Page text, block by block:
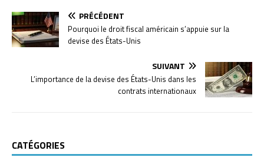
PRÉCÉDENT
Pourquoi le droit fiscal américain s’appuie sur la
devise des États-Unis
SUIVANT
L’importance de la devise des États-Unis dans les
contrats internationaux
CATÉGORIES